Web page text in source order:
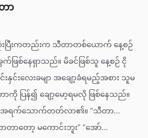
ာ
းပြီးကတည်းက သီတာတစ်ယောက် နေ့စဉ်
ဖြစ်နေရှာသည်။ မိခင်ဖြစ်သူ နေ့စဉ် ငို
င်းလေးခမျာ အချော့ခံရမည့်အစား သူမ
ပြန်၍ ချော့မော့ရမလို ဖြစ်နေသည်။
အရက်သောက်တတ်လာ၏။ “သီတာ…
တော့ မကောင်းဘူး” “အော်…